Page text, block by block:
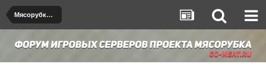
Мясорубка de_dust2